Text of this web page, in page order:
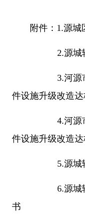
附件：1.源城
2.源城辖区
3.河源市创
件设施升级改造达
4.河源市创
件设施升级改造达
5.源城辖区
6.源城辖区
书